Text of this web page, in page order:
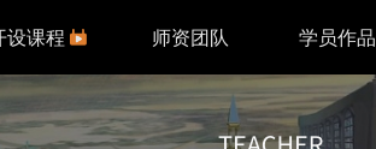
设课程 师资团队 学员作品